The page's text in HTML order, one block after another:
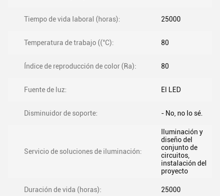
Tiempo de vida laboral (horas): 25000
Temperatura de trabajo ((°C): 80
Índice de reproducción de color (Ra): 80
Fuente de luz: El LED
Disminuidor de soporte: - No, no lo sé.
Servicio de soluciones de iluminación:
Iluminación y
diseño del
conjunto de
circuitos,
instalación del
proyecto
Duración de vida (horas): 25000